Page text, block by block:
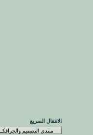
الانتقال السريع